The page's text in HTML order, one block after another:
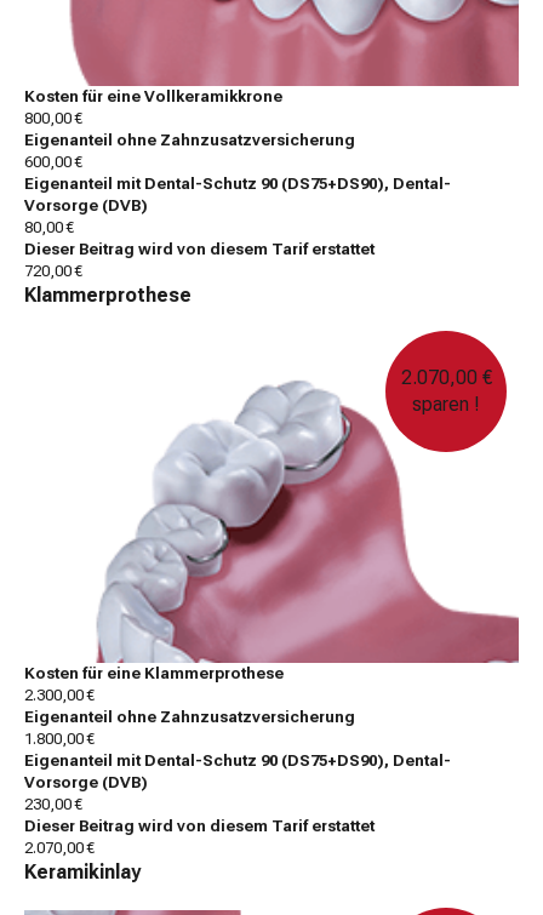
Kosten für eine Vollkeramikkrone
800,00 €
Eigenanteil ohne Zahnzusatzversicherung
600,00 €
Eigenanteil mit Dental-Schutz 90 (DS75+DS90), Dental-
Vorsorge (DVB)
80,00 €
Dieser Beitrag wird von diesem Tarif erstattet
720,00 €
Klammerprothese
2.070,00 €
sparen !
Kosten für eine Klammerprothese
2.300,00 €
Eigenanteil ohne Zahnzusatzversicherung
1.800,00 €
Eigenanteil mit Dental-Schutz 90 (DS75+DS90), Dental-
Vorsorge (DVB)
230,00 €
Dieser Beitrag wird von diesem Tarif erstattet
2.070,00 €
Keramikinlay